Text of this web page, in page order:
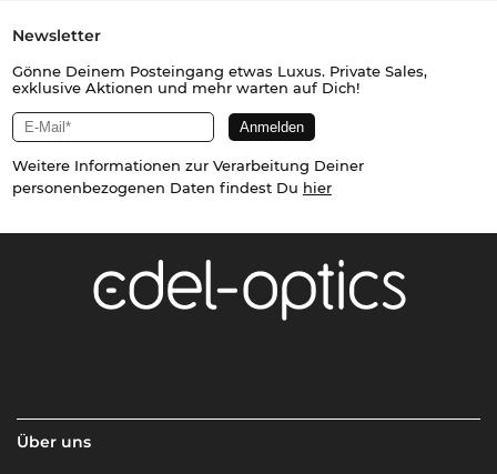
Newsletter
Gönne Deinem Posteingang etwas Luxus. Private Sales,
exklusive Aktionen und mehr warten auf Dich!
Weitere Informationen zur Verarbeitung Deiner
personenbezogenen Daten findest Du hier
Über uns